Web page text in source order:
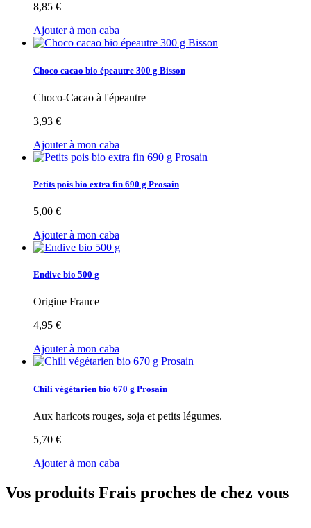
8,85 €
Ajouter à mon caba
Choco cacao bio épeautre 300 g Bisson
Choco-Cacao à l'épeautre
3,93 €
Ajouter à mon caba
Petits pois bio extra fin 690 g Prosain
5,00 €
Ajouter à mon caba
Endive bio 500 g
Origine France
4,95 €
Ajouter à mon caba
Chili végétarien bio 670 g Prosain
Aux haricots rouges, soja et petits légumes.
5,70 €
Ajouter à mon caba
Vos produits Frais proches de chez vous